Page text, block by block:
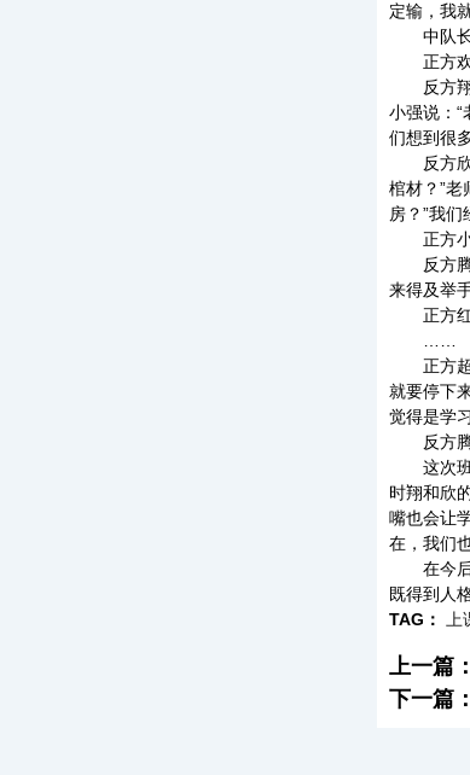
定输，我
中队长
正方欢
反方翔
小强说：
们想到很
反方欣
棺材？”老
房？”我们
正方小
反方腾
来得及举
正方红
正方超
就要停下
觉得是学
反方腾
这次班
时翔和欣
嘴也会让
在，我们
在今后
既得到人
TAG：
上一篇：
下一篇：